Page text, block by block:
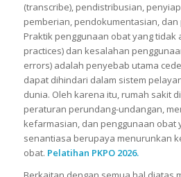
(transcribe), pendistribusian,
pemberian, pendokumentasian,
Praktik penggunaan obat yang tidak
practices) dan kesalahan
errors) adalah penyebab utama
dapat dihindari dalam sistem
dunia. Oleh karena itu, rumah sakit
peraturan perundang-undangan,
kefarmasian, dan penggunaan obat
senantiasa berupaya menurunkan
obat. Pelatihan PKPO 2026.